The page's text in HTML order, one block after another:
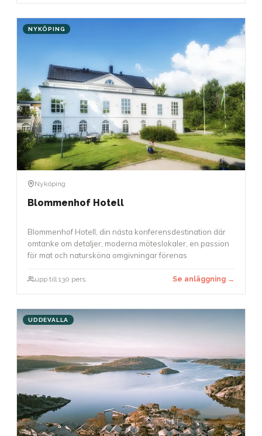
NYKÖPING
Nyköping
Blommenhof Hotell
Blommenhof Hotell, din nästa konferensdestination där
omtanke om detaljer, moderna möteslokaler, en passion
för mat och natursköna omgivningar förenas
upp till 130 pers. Se anläggning →
UDDEVALLA